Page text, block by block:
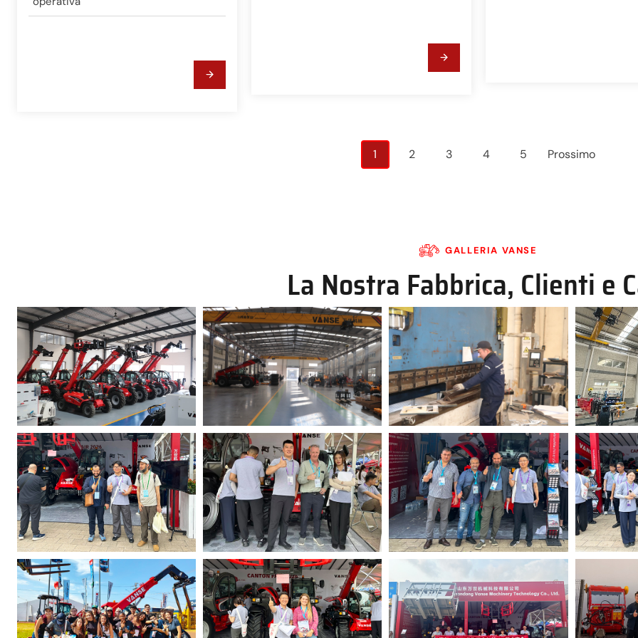
Navigazione
1 2 3 4 5 Prossimo
GALLERIA VANSE
La Nostra Fabbrica, Clienti e